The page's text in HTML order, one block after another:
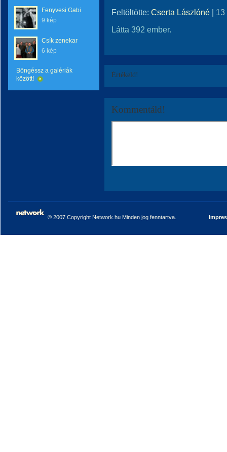
Fenyvesi Gabi
9 kép
Csík zenekar
6 kép
Böngéssz a galériák
között!
Feltöltötte: Cserta Lászlóné | 13
Látta 392 ember.
Értékeld!
Kommentáld!
© 2007 Copyright Network.hu Minden jog fenntartva.